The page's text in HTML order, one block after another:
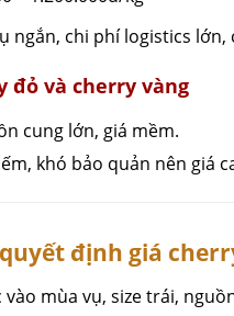
ngắn, chi phí logistics
đỏ và cherry vàng
cung lớn, giá mềm.
khó bảo quản nên giá
quyết định giá
mùa vụ, size trái,